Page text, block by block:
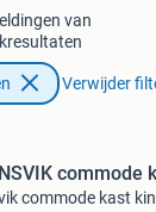
van
Verwijder
commode
commode kast